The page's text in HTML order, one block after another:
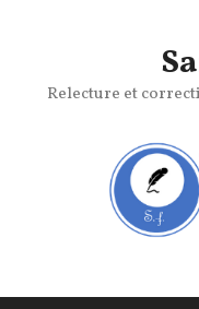
Relecture et